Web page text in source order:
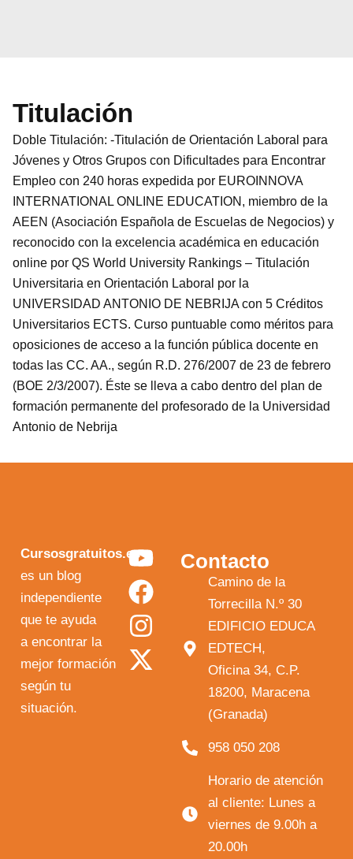
Titulación
Doble Titulación: -Titulación de Orientación Laboral para
Jóvenes y Otros Grupos con Dificultades para Encontrar
Empleo con 240 horas expedida por EUROINNOVA
INTERNATIONAL ONLINE EDUCATION, miembro de la
AEEN (Asociación Española de Escuelas de Negocios) y
reconocido con la excelencia académica en educación
online por QS World University Rankings – Titulación
Universitaria en Orientación Laboral por la
UNIVERSIDAD ANTONIO DE NEBRIJA con 5 Créditos
Universitarios ECTS. Curso puntuable como méritos para
oposiciones de acceso a la función pública docente en
todas las CC. AA., según R.D. 276/2007 de 23 de febrero
(BOE 2/3/2007). Éste se lleva a cabo dentro del plan de
formación permanente del profesorado de la Universidad
Antonio de Nebrija
Cursosgratuitos.es
es un blog
independiente
que te ayuda
a encontrar la
mejor formación
según tu
situación.
Y
o
u
t
u
F
a
c
e
b
I
n
s
t
a
X
-
t
w
i
Contacto
Camino de la
Torrecilla N.º 30
EDIFICIO EDUCA
EDTECH,
Oficina 34, C.P.
18200, Maracena
(Granada)
958 050 208
Horario de atención
al cliente: Lunes a
viernes de 9.00h a
20.00h